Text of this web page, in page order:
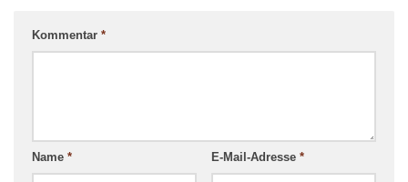
Kommentar *
Name * E-Mail-Adresse *